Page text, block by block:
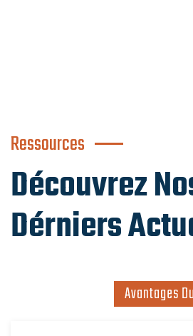
Ressources
Découvrez
Dérniers
Avantages